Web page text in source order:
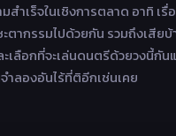
สำเร็จในเชิงการตลาด อาทิ
ตากรรมไปด้วยกัน รวมถึงเสีย
ลือกที่จะเล่นดนตรีด้วยวงนี้กัน
ลองอันไร้ที่ติอีกเช่นเคย